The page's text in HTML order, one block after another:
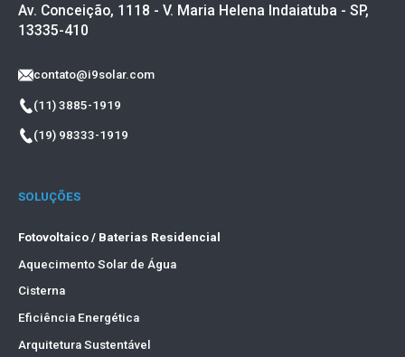
Av. Conceição, 1118 - V. Maria Helena Indaiatuba - SP,
13335-410
contato@i9solar.com
(11) 3885-1919
(19) 98333-1919
SOLUÇÕES
Fotovoltaico / Baterias Residencial
Aquecimento Solar de Água
Cisterna
Eficiência Energética
Arquitetura Sustentável